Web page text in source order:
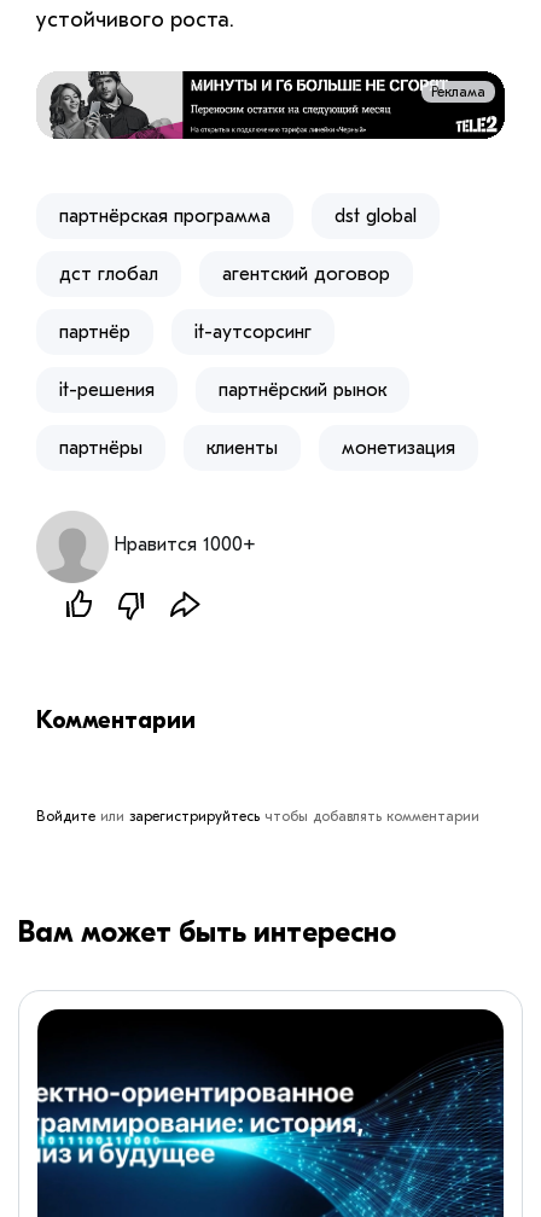
устойчивого роста.
Реклама
партнёрская программа dst global
дст глобал агентский договор
партнёр it-аутсорсинг
it-решения партнёрский рынок
партнёры клиенты монетизация
Нравится 1000+
Комментарии
Войдите или зарегистрируйтесь чтобы добавлять комментарии
Вам может быть интересно